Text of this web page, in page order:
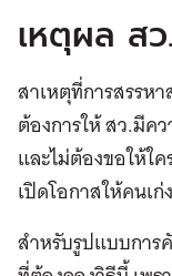
เหตุผล ส
สาเหตุที่การสรรห
ต้องการให้ สว.มีค
และไม่ต้องขอให้ใ
เปิดโอกาสให้คนเ
สำหรับรูปแบบการ